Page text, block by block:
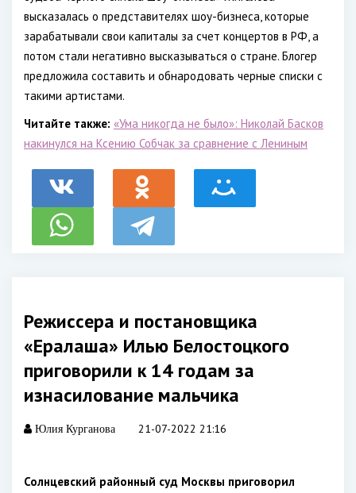
высказалась о представителях шоу-бизнеса, которые
зарабатывали свои капиталы за счет концертов в РФ, а
потом стали негативно высказываться о стране. Блогер
предложила составить и обнародовать черные списки с
такими артистами.
Читайте также: «Ума никогда не было»: Николай Басков
накинулся на Ксению Собчак за сравнение с Лениным
Режиссера и постановщика
«Ералаша» Илью Белостоцкого
приговорили к 14 годам за
изнасилование мальчика
Юлия Курганова 21-07-2022 21:16
Солнцевский районный суд Москвы приговорил